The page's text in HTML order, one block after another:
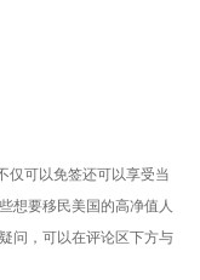
可以免签还可以享受当
想要移民美国的高净值人
问，可以在评论区下方与